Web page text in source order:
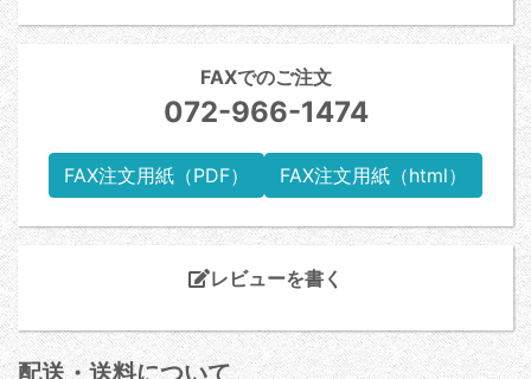
FAXでのご注文
072-966-1474
FAX注文用紙（PDF） FAX注文用紙（html）
レビューを書く
配送・送料について